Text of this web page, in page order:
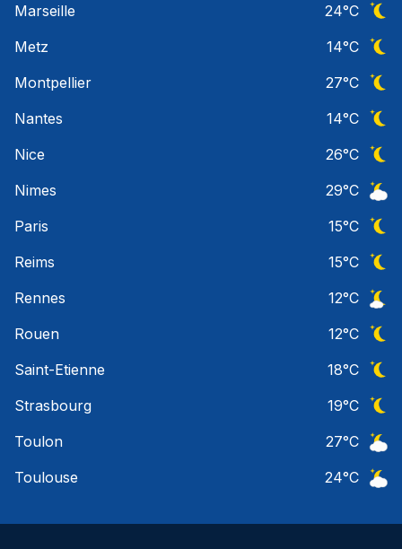
Marseille
24°C
Metz
14°C
Montpellier
27°C
Nantes
14°C
Nice
26°C
Nimes
29°C
Paris
15°C
Reims
15°C
Rennes
12°C
Rouen
12°C
Saint-Etienne
18°C
Strasbourg
19°C
Toulon
27°C
Toulouse
24°C